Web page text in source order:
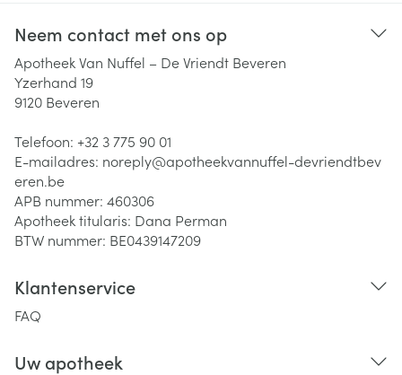
Neem contact met ons op
Apotheek Van Nuffel – De Vriendt Beveren
Yzerhand 19
9120 Beveren
Telefoon: +32 3 775 90 01
E-mailadres: noreply@apotheekvannuffel-devriendtbev
eren.be
APB nummer: 460306
Apotheek titularis: Dana Perman
BTW nummer: BE0439147209
Klantenservice
FAQ
Uw apotheek